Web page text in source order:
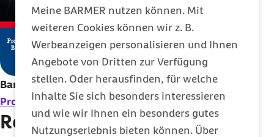
Meine BARMER nutzen können. Mit
weiteren Cookies können wir z. B.
Werbeanzeigen personalisieren und Ihnen
Angebote von Dritten zur Verfügung
stellen. Oder herausfinden, für welche
Inhalte Sie sich besonders interessieren
und wie wir Ihnen ein besonders gutes
Nutzungserlebnis bieten können. Über
Band 41:
Prostata Symposium (PDF, 5MB )
Reporte zum Download